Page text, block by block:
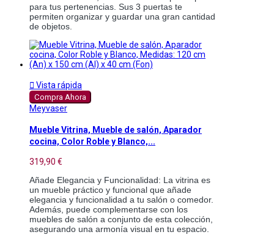
para tus pertenencias. Sus 3 puertas te
permiten organizar y guardar una gran cantidad
de objetos.
 Vista rápida
Compra Ahora
Meyvaser
Mueble Vitrina, Mueble de salón, Aparador
cocina, Color Roble y Blanco,...
319,90 €
Añade Elegancia y Funcionalidad: La vitrina es
un mueble práctico y funcional que añade
elegancia y funcionalidad a tu salón o comedor.
Además, puede complementarse con los
muebles de salón a conjunto de esta colección,
asegurando una armonía visual en tu espacio.